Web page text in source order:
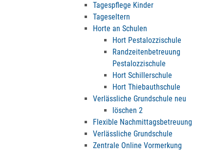
Tagespflege Kinder
Tageseltern
Horte an Schulen
Hort Pestalozzischule
Randzeitenbetreuung
Pestalozzischule
Hort Schillerschule
Hort Thiebauthschule
Verlässliche Grundschule neu
löschen 2
Flexible Nachmittagsbetreuung
Verlässliche Grundschule
Zentrale Online Vormerkung